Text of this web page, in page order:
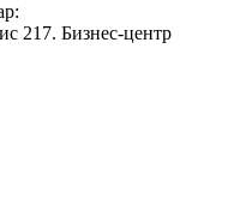
217. Бизнес-центр